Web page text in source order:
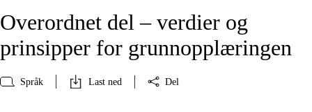
Overordnet del – verdier og
prinsipper for grunnopplæringen
Språk Last ned Del